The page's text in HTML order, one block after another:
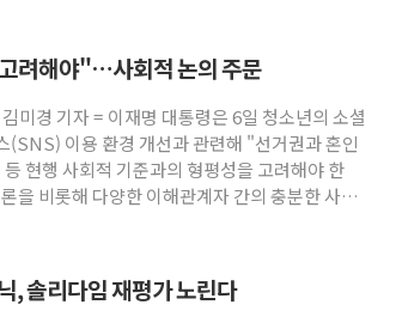
, 형평성·여론 고려해야…충분한 사회적 논의
구서 시내버스 등 3중 추돌·1명 부상
본방향 공감...현장 목소리 반영되길"
오른다"…서울시 부동산 토론회서 쏟아진 우려
파리서 개막
려해야"…사회적 논의 주문
미경 기자 = 이재명 대통령은 6일 청소년의 소셜
(SNS) 이용 환경 개선과 관련해 "선거권과 혼인
현행 사회적 기준과의 형평성을 고려해야 한
을 비롯해 다양한 이해관계자 간의 충분한 사회
솔리다임 재평가 노린다